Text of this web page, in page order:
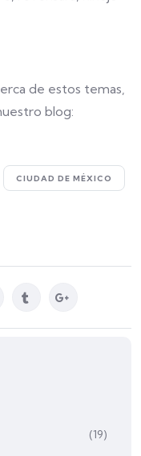
de estos temas,
blog:
CIUDAD DE MÉXICO
(19)